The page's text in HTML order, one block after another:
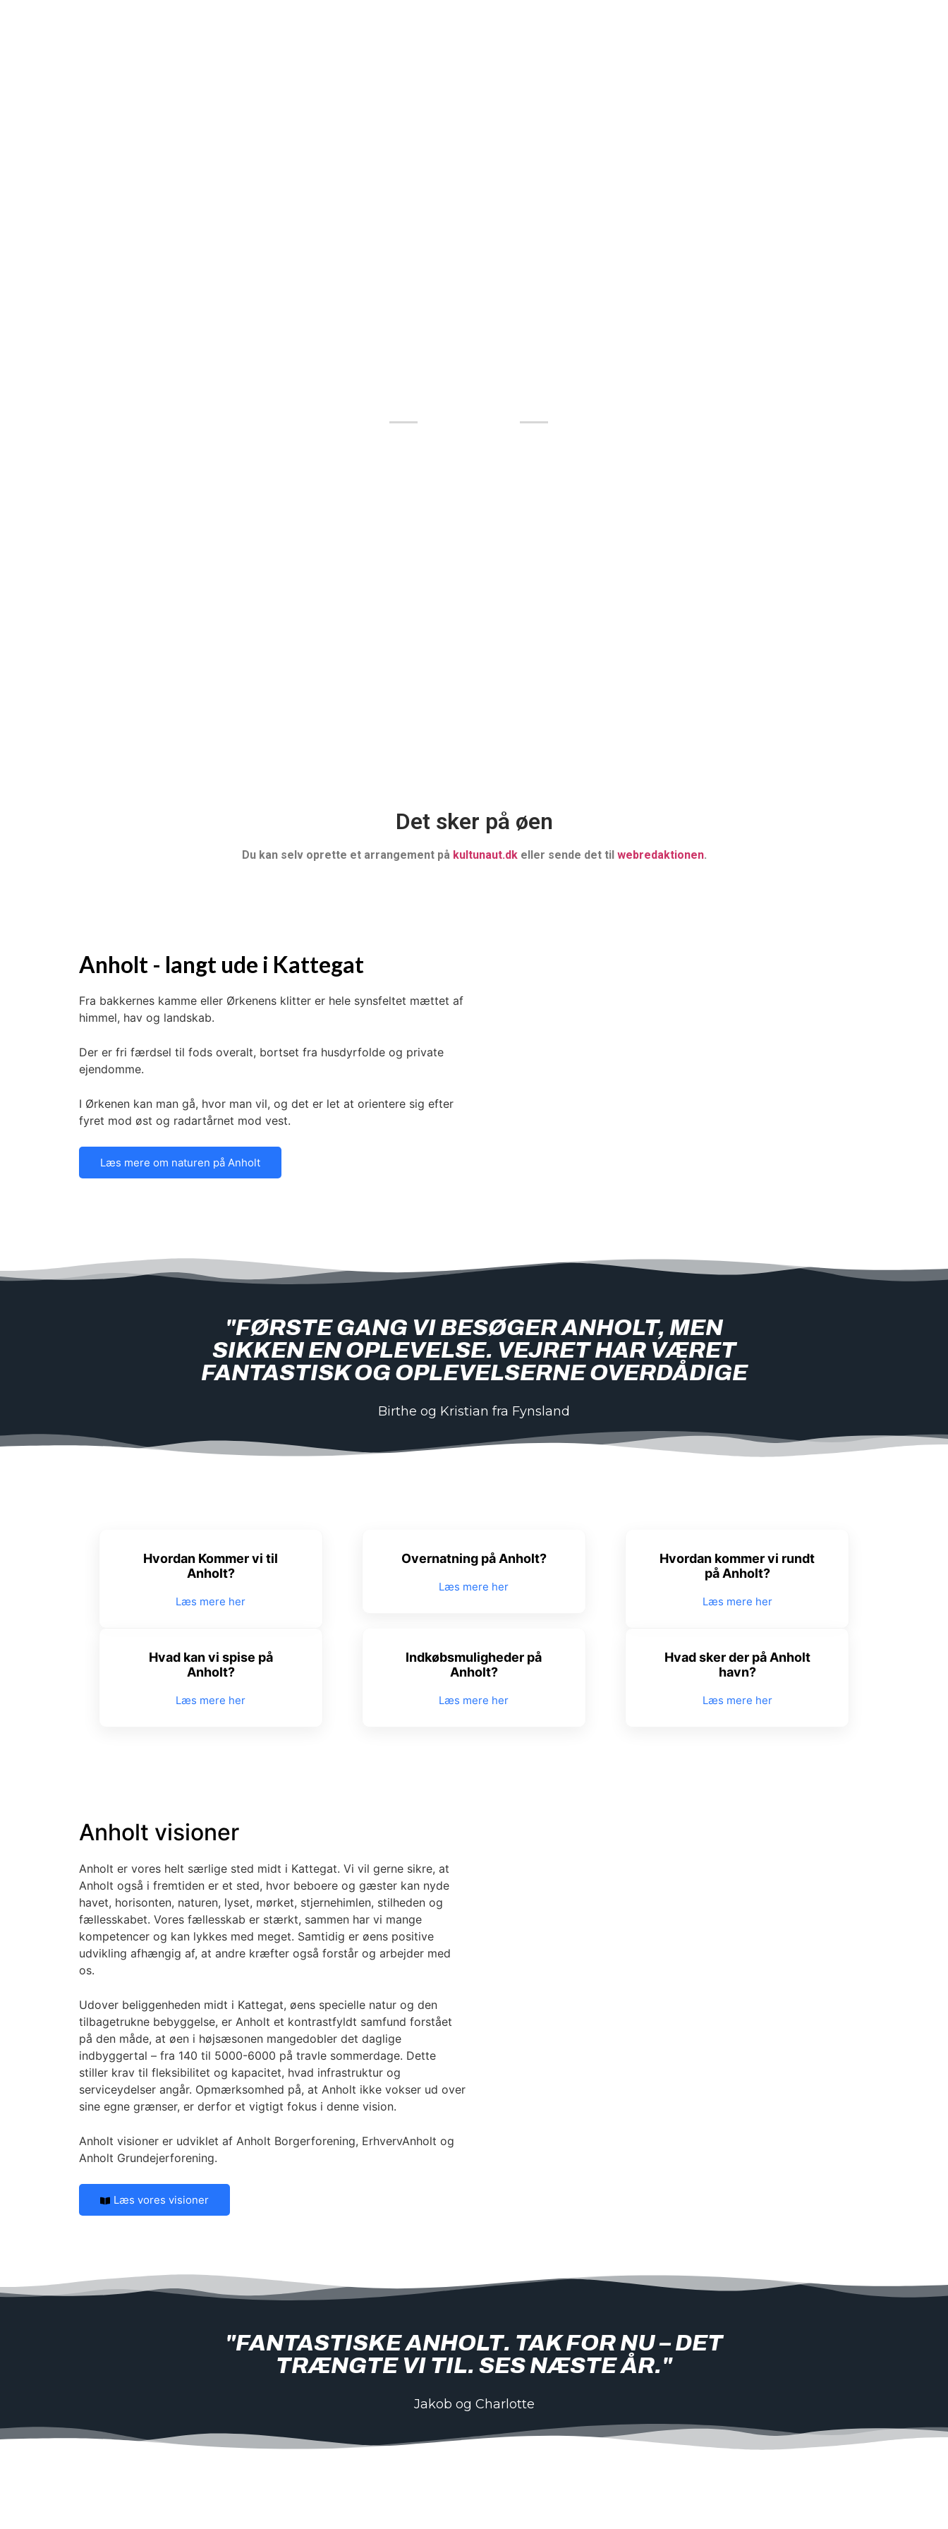
Det sker på øen
Du kan selv oprette et arrangement på kultunaut.dkeller sende det til webredaktionen.
Anholt - langt ude i Kattegat
Fra bakkernes kamme eller Ørkenens klitter er hele synsfeltet mættet af
himmel, hav og landskab.
Der er fri færdsel til fods overalt, bortset fra husdyrfolde og private
ejendomme.
I Ørkenen kan man gå, hvor man vil, og det er let at orientere sig efter
fyret mod øst og radartårnet mod vest.
Læs mere om naturen på Anholt
"FØRSTE GANG VI BESØGER ANHOLT, MEN
SIKKEN EN OPLEVELSE. VEJRET HAR VÆRET
FANTASTISK OG OPLEVELSERNE OVERDÅDIGE
Birthe og Kristian fra Fynsland
Hvordan Kommer vi til
Anholt?
Læs mere her
Overnatning på Anholt?
Læs mere her
Hvordan kommer vi rundt
på Anholt?
Læs mere her
Hvad kan vi spise på
Anholt?
Læs mere her
Indkøbsmuligheder på
Anholt?
Læs mere her
Hvad sker der på Anholt
havn?
Læs mere her
Anholt visioner
Anholt er vores helt særlige sted midt i Kattegat. Vi vil gerne sikre, at
Anholt også i fremtiden er et sted, hvor beboere og gæster kan nyde
havet, horisonten, naturen, lyset, mørket, stjernehimlen, stilheden og
fællesskabet. Vores fællesskab er stærkt, sammen har vi mange
kompetencer og kan lykkes med meget. Samtidig er øens positive
udvikling afhængig af, at andre kræfter også forstår og arbejder med
os.
Udover beliggenheden midt i Kattegat, øens specielle natur og den
tilbagetrukne bebyggelse, er Anholt et kontrastfyldt samfund forstået
på den måde, at øen i højsæsonen mangedobler det daglige
indbyggertal – fra 140 til 5000-6000 på travle sommerdage. Dette
stiller krav til fleksibilitet og kapacitet, hvad infrastruktur og
serviceydelser angår. Opmærksomhed på, at Anholt ikke vokser ud over
sine egne grænser, er derfor et vigtigt fokus i denne vision.
Anholt visioner er udviklet af Anholt Borgerforening, ErhvervAnholt og
Anholt Grundejerforening.
Læs vores visioner
"FANTASTISKE ANHOLT. TAK FOR NU – DET
TRÆNGTE VI TIL. SES NÆSTE ÅR."
Jakob og Charlotte